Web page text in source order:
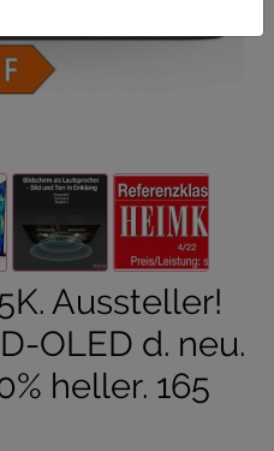
Aussteller!
OLED d. neu.
heller. 165